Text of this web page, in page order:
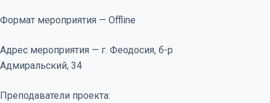
Формат мероприятия — Offline
Адрес мероприятия — г. Феодосия, б-р
Адмиральский, 34
Преподаватели проекта: